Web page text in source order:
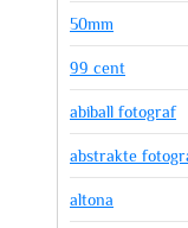
50mm
99 cent
abiball fotograf
abstrakte
altona